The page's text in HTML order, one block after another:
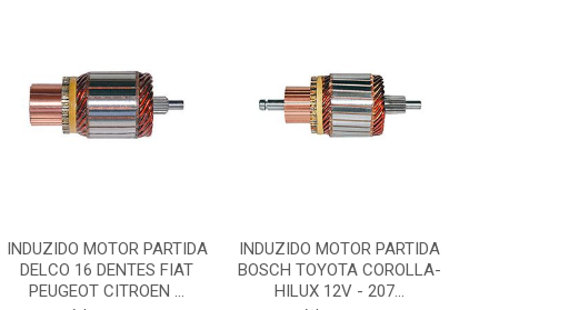
INDUZIDO MOTOR PARTIDA
DELCO 16 DENTES FIAT
PEUGEOT CITROEN ...
INDUZIDO MOTOR PARTIDA
BOSCH TOYOTA COROLLA-
HILUX 12V - 207...